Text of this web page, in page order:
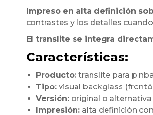
Impreso en alta definición
contrastes y los detalles
El translite se integra
Características:
Producto:translite para
Tipo:visual backglass
Versión:original o
Impresión:alta definición